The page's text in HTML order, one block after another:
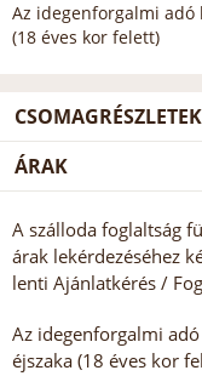
Az idegenforgalmi adó
(18 éves kor felett)
CSOMAGRÉSZLETEK
ÁRAK
A szálloda foglaltság
árak lekérdezéséhez
lenti Ajánlatkérés /
Az idegenforgalmi
éjszaka (18 éves kor